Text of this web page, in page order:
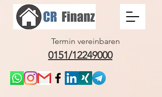
Termin vereinbaren
0151/12249000